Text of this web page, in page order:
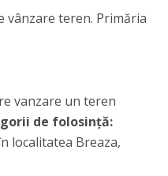
vânzare teren. Primăria
vanzare un teren
de folosință:
localitatea Breaza,